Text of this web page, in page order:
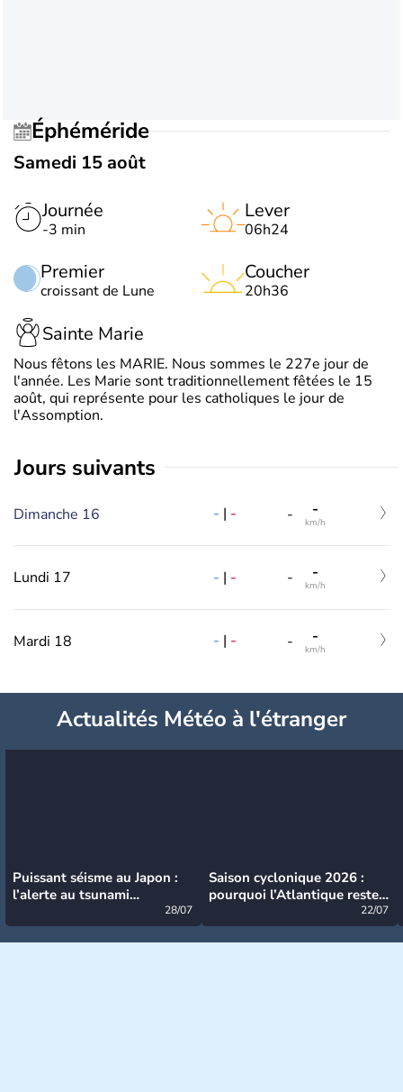
Éphéméride
Samedi 15 août
Journée
-3 min
Premier
croissant de Lune
Lever
06h24
Coucher
20h36
Sainte Marie
Nous fêtons les MARIE. Nous sommes le 227e jour de
l'année. Les Marie sont traditionnellement fêtées le 15
août, qui représente pour les catholiques le jour de
l'Assomption.
jours suivants
Dimanche 16 - | - - -
km/h
Lundi 17 - | - - -
km/h
Mardi 18 - | - - -
km/h
Actualités Météo à l'étranger
Puissant séisme au Japon :
l’alerte au tsunami
28/07
Saison cyclonique 2026 :
pourquoi l’Atlantique reste
22/07